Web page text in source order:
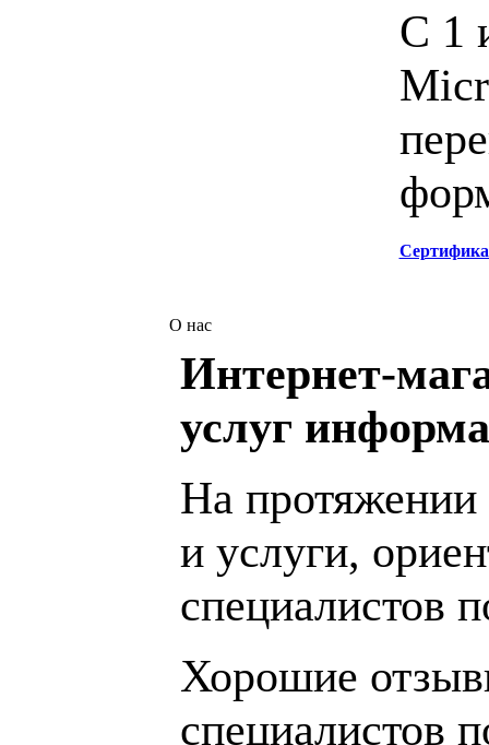
С 1
О нас
Интернет-
услуг
На протяжении
и услуги,
специалистов
Хорошие
специалистов